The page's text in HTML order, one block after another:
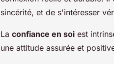
sincérité, et de s'intéresser
La confiance en soi est
une attitude assurée et